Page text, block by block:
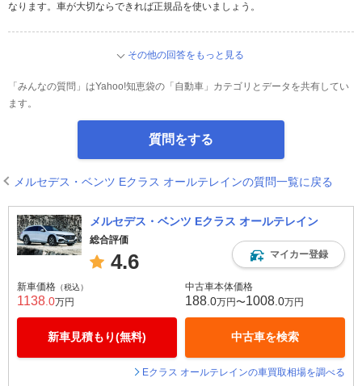
なります。車が大切ならできれば正規品を使いましょう。
その他の回答をもっと見る
「みんなの質問」はYahoo!知恵袋の「自動車」カテゴリとデータを共有してい
ます。
質問をする
メルセデス・ベンツ Eクラス オールテレインの質問一覧に戻る
メルセデス・ベンツ Eクラス オールテレイン
総合評価
4.6 マイカー登録
新車価格 （税込）
1138 .0万円
新車見積もり(無料)
中古車本体価格
188 .0万円〜1008 .0万円
中古車を検索
Eクラス オールテレインの車買取相場を調べる